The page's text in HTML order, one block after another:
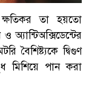
ক্ষতিকর তা হয়তো
বৈশিষ্ট্যকে দ্বিগুণ
মিশিয়ে পান করা